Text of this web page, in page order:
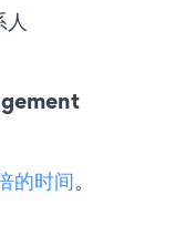
人
的时间。